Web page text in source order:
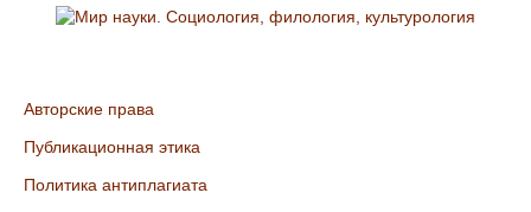
Авторские права
Публикационная этика
Политика антиплагиата